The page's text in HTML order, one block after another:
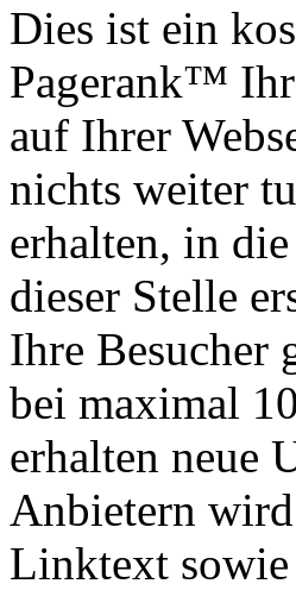
Dies ist ein
Pagerank™
auf Ihrer
nichts weiter
erhalten, in
dieser Stelle
Ihre Besucher
bei maximal
erhalten neue
Anbietern
Linktext sowie